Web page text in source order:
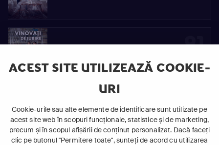
ACEST SITE UTILIZEAZĂ COOKIE-
URI
Cookie-urile sau alte elemente de identificare sunt utilizate pe
acest site web în scopuri funcționale, statistice și de marketing,
precum și în scopul afișării de conținut personalizat. Dacă faceți
clic pe butonul "Permitere toate", sunteți de acord cu utilizarea
91
E91
92
S01
E92
Vinovaţi de iubire